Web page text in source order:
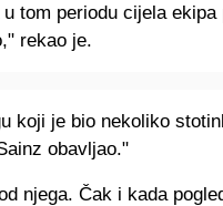
tom periodu cijela
rekao je.
koji je bio nekoliko
obavljao."
njega. Čak i kada